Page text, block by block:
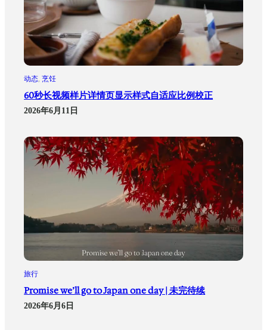
动态, 烹饪
60秒长视频样片详情页显示样式自适应比例校正
2026年6月11日
旅行
Promise we’ll go to Japan one day | 未完待续
2026年6月6日